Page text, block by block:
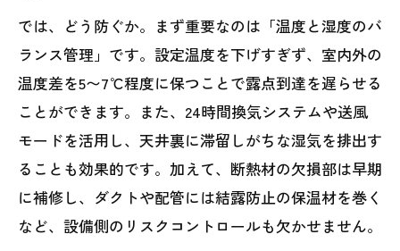
では、どう防ぐか。まず重要なのは「温度と湿度のバ
ランス管理」です。設定温度を下げすぎず、室内外の
温度差を5〜7℃程度に保つことで露点到達を遅らせる
ことができます。また、24時間換気システムや送風
モードを活用し、天井裏に滞留しがちな湿気を排出す
ることも効果的です。加えて、断熱材の欠損部は早期
に補修し、ダクトや配管には結露防止の保温材を巻く
など、設備側のリスクコントロールも欠かせません。